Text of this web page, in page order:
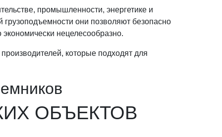
промышленности, энергетике и
они позволяют безопасно
нецелесообразно.
которые подходят для
ОБЪЕКТОВ